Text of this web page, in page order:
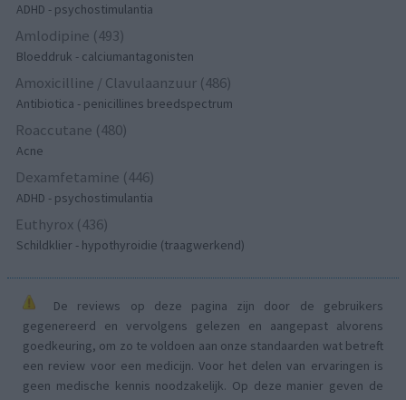
ADHD - psychostimulantia
Amlodipine (493)
Bloeddruk - calciumantagonisten
Amoxicilline / Clavulaanzuur (486)
Antibiotica - penicillines breedspectrum
Roaccutane (480)
Acne
Dexamfetamine (446)
ADHD - psychostimulantia
Euthyrox (436)
Schildklier - hypothyroidie (traagwerkend)
De reviews op deze pagina zijn door de gebruikers
gegenereerd en vervolgens gelezen en aangepast alvorens
goedkeuring, om zo te voldoen aan onze standaarden wat betreft
een review voor een medicijn. Voor het delen van ervaringen is
geen medische kennis noodzakelijk. Op deze manier geven de